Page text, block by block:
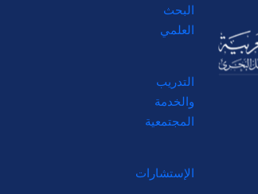
البحث
العلمي
التدريب
والخدمة
المجتمعية
الإستشارات